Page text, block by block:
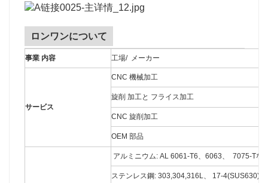
ロンワンについて
事業 内容 工場/ メーカー
サービス
CNC 機械加工
旋削 加工と フライス加工
CNC 旋削加工
OEM 部品
アルミニウム: AL 6061-T6、6063、 7075-Tな
ステンレス鋼: 303,304,316L、 17-4(SUS630)